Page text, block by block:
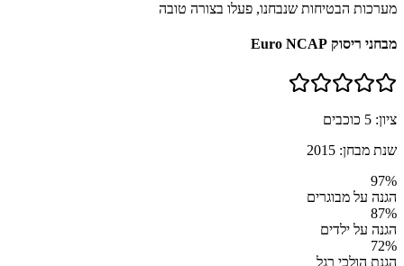
מערכות הבטיחות שנבחנו, פעלו בצורה טובה
מבחני ריסוק Euro NCAP
ציון: 5 כוכבים
שנת מבחן: 2015
97%
הגנה על מבוגרים
87%
הגנה על ילדים
72%
הגנת הולכי רגל